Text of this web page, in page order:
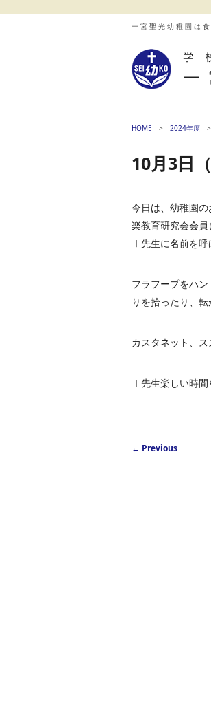
一宮聖光幼稚園は
HOME 2024年度
10月3日
今日は、幼稚園
楽教育研究会会
Ⅰ先生に名前を
フラフープをハ
りを拾ったり、
カスタネット、
Ⅰ先生楽しい時
Post navigation
← Previous